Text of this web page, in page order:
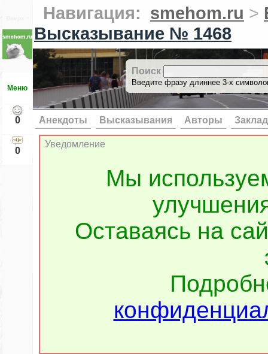
Меню
0
0
Навигация: smehom.ru >
Высказывание № 1468
Поиск
Введите фразу длиннее 3-х
Анекдоты Высказывания Авторы
Уведомление
Мы
Оставаясь на